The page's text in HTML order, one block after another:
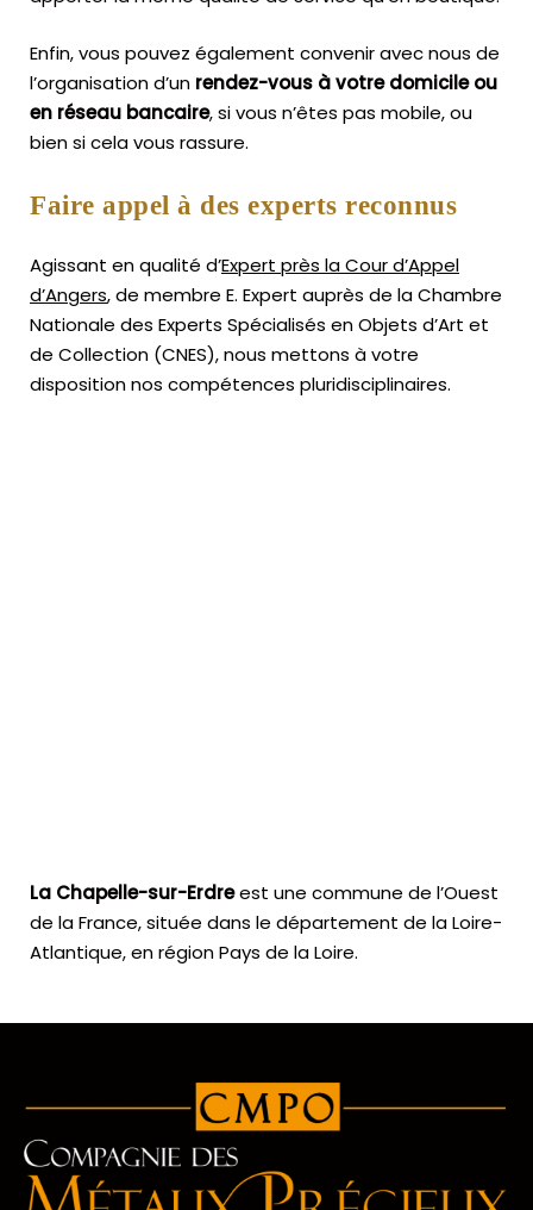
Enfin, vous pouvez également convenir avec nous de
l’organisation d’un rendez-vous à votre domicile ou
en réseau bancaire, si vous n’êtes pas mobile, ou
bien si cela vous rassure.
Faire appel à des experts reconnus
Agissant en qualité d’Expert près la Cour d’Appel
d’Angers, de membre E. Expert auprès de laChambre
Nationale des Experts Spécialisés en Objets d’Art et
de Collection (CNES),nous mettons à votre
disposition nos compétences pluridisciplinaires.
La Chapelle-sur-Erdreest une commune de l’Ouest
de la France, située dans le département de la Loire-
Atlantique, en région Pays de la Loire.